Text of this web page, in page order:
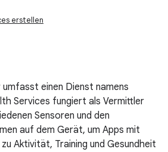
erstellen
umfasst einen Dienst namens
Services fungiert als Vermittler
Sensoren und den
auf dem Gerät, um Apps mit
Aktivität, Training und Gesundheit